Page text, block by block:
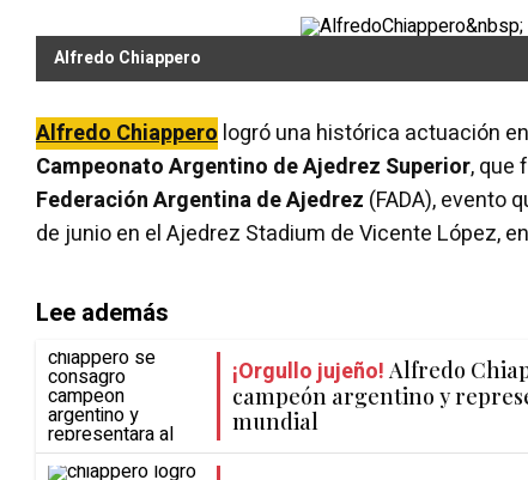
Alfredo Chiappero
Alfredo Chiapperologró una histórica actuación
Campeonato Argentino de Ajedrez Superior, que
Federación Argentina de Ajedrez (FADA), evento
de junio en el Ajedrez Stadium de Vicente López, en
Lee además
¡Orgullo jujeño! Alfredo
campeón argentino y
mundial